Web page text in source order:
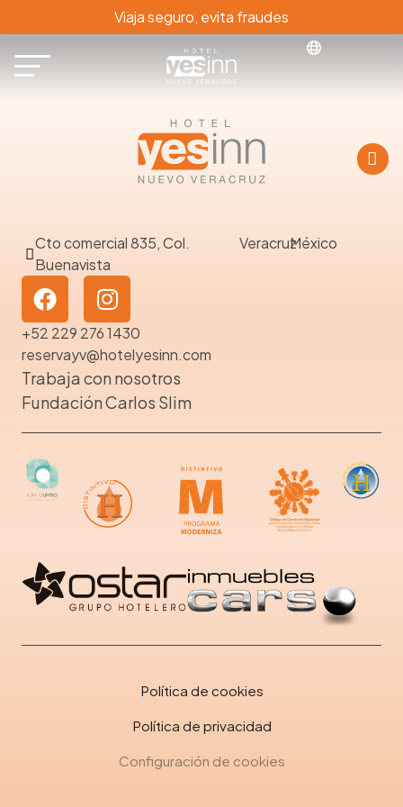
Viaja seguro, evita fraudes
Cto comercial 835, Col.
Buenavista
VeracruzMéxico
+52 229 276 1430
reservayv@hotelyesinn.com
Trabaja con nosotros
Fundación Carlos Slim
Política de cookies
Política de privacidad
Configuración de cookies